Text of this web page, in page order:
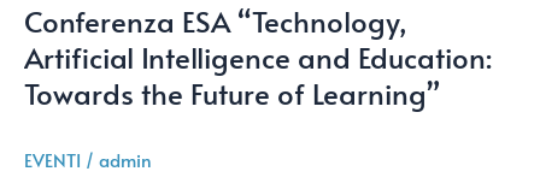
Conferenza ESA “Technology,
Artificial Intelligence and Education:
Towards the Future of Learning”
EVENTI / admin